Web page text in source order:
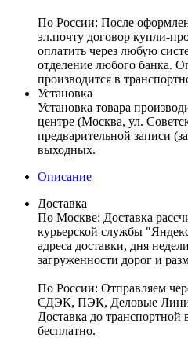
По России: После
эл.почту договор купли-
оплатить через любую
отделение любого банка.
производится в
Установка
Установка товара
центре (Москва, ул.
предварительной записи
выходных.
Описание
Доставка
По Москве: Доставка
курьерской службы
адреса доставки, дня
загруженности дорог и
По России: Отправляем
СДЭК, ПЭК, Деловые
Доставка до
бесплатно.